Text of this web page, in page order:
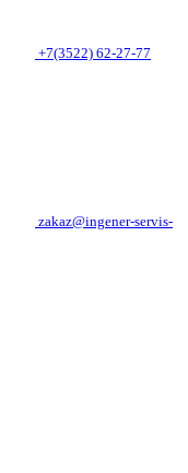
+7(3522) 62-27-77
zakaz@ingener-servis-